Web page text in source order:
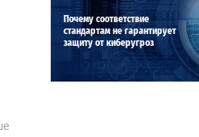
Почему соответствие
стандартам не гарантирует
защиту от киберугроз